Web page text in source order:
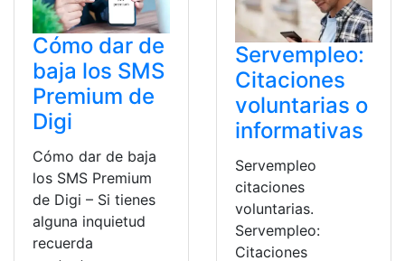
Cómo dar de
baja los SMS
Premium de
Digi
Cómo dar de baja
los SMS Premium
de Digi – Si tienes
alguna inquietud
recuerda
Servempleo:
Citaciones
voluntarias o
informativas
Servempleo
citaciones
voluntarias.
Servempleo:
Citaciones